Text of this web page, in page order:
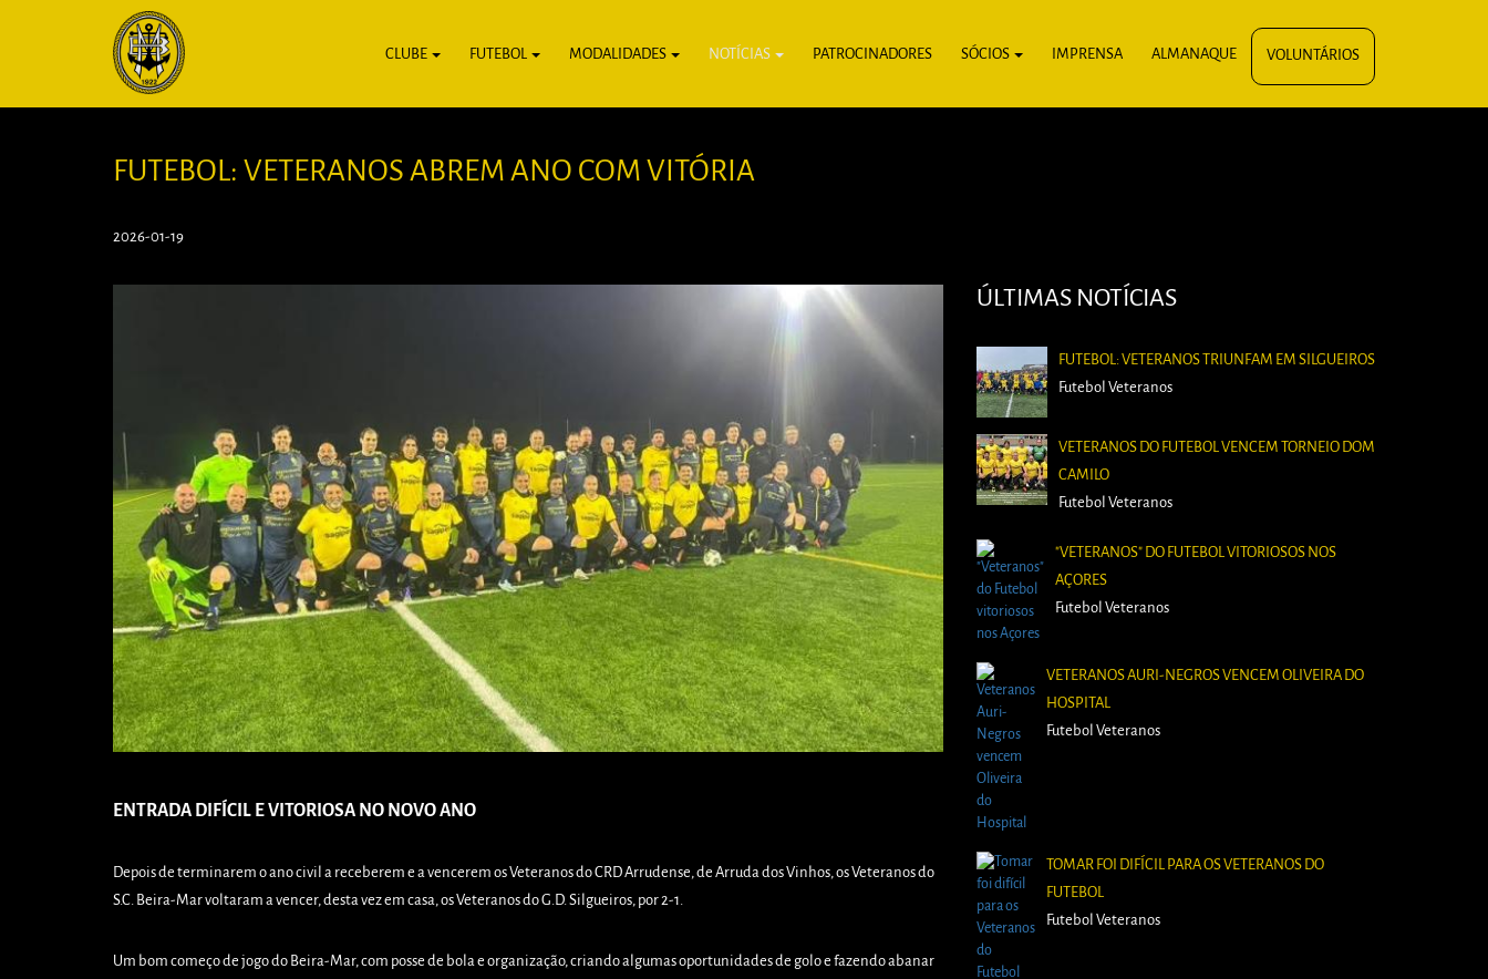
CLUBE FUTEBOL MODALIDADES NOTÍCIAS PATROCINADORES SÓCIOS IMPRENSA ALMANAQUE VOLUNTÁRIOS
FUTEBOL: VETERANOS ABREM ANO COM VITÓRIA
2026-01-19
ENTRADA DIFÍCIL E VITORIOSA NO NOVO ANO
Depois de terminarem o ano civil a receberem e a vencerem os Veteranos do CRD Arrudense, de Arruda dos Vinhos, os Veteranos do
S.C. Beira-Mar voltaram a vencer, desta vez em casa, os Veteranos do G.D. Silgueiros, por 2-1.
Um bom começo de jogo do Beira-Mar, com posse de bola e organização, criando algumas oportunidades de golo e fazendo abanar
ÚLTIMAS NOTÍCIAS
FUTEBOL: VETERANOS TRIUNFAM EM SILGUEIROS
Futebol Veteranos
VETERANOS DO FUTEBOL VENCEM TORNEIO DOM
CAMILO
Futebol Veteranos
"VETERANOS" DO FUTEBOL VITORIOSOS NOS
AÇORES
Futebol Veteranos
VETERANOS AURI-NEGROS VENCEM OLIVEIRA DO
HOSPITAL
Futebol Veteranos
TOMAR FOI DIFÍCIL PARA OS VETERANOS DO
FUTEBOL
Futebol Veteranos